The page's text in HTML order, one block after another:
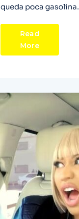
queda poca gasolina.
Read
More